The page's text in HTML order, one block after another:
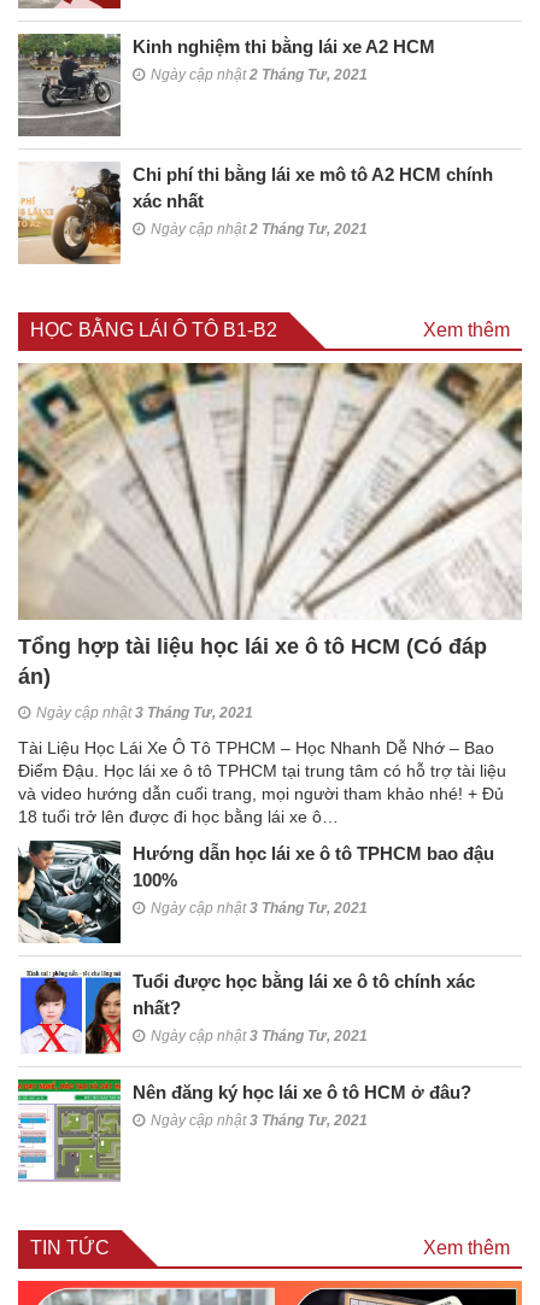
Kinh nghiệm thi bằng lái xe A2 HCM
Ngày cập nhật2 Tháng Tư, 2021
Chi phí thi bằng lái xe mô tô A2 HCM chính
xác nhất
Ngày cập nhật2 Tháng Tư, 2021
HỌC BẰNG LÁI Ô TÔ B1-B2 Xem thêm
Tổng hợp tài liệu học lái xe ô tô HCM (Có đáp
án)
Ngày cập nhật3 Tháng Tư, 2021
Tài Liệu Học Lái Xe Ô Tô TPHCM – Học Nhanh Dễ Nhớ – Bao
Điểm Đậu. Học lái xe ô tô TPHCM tại trung tâm có hỗ trợ tài liệu
và video hướng dẫn cuối trang, mọi người tham khảo nhé! + Đủ
18 tuổi trở lên được đi học bằng lái xe ô…
Hướng dẫn học lái xe ô tô TPHCM bao đậu
100%
Ngày cập nhật3 Tháng Tư, 2021
Tuổi được học bằng lái xe ô tô chính xác
nhất?
Ngày cập nhật3 Tháng Tư, 2021
Nên đăng ký học lái xe ô tô HCM ở đâu?
Ngày cập nhật3 Tháng Tư, 2021
TIN TỨC Xem thêm